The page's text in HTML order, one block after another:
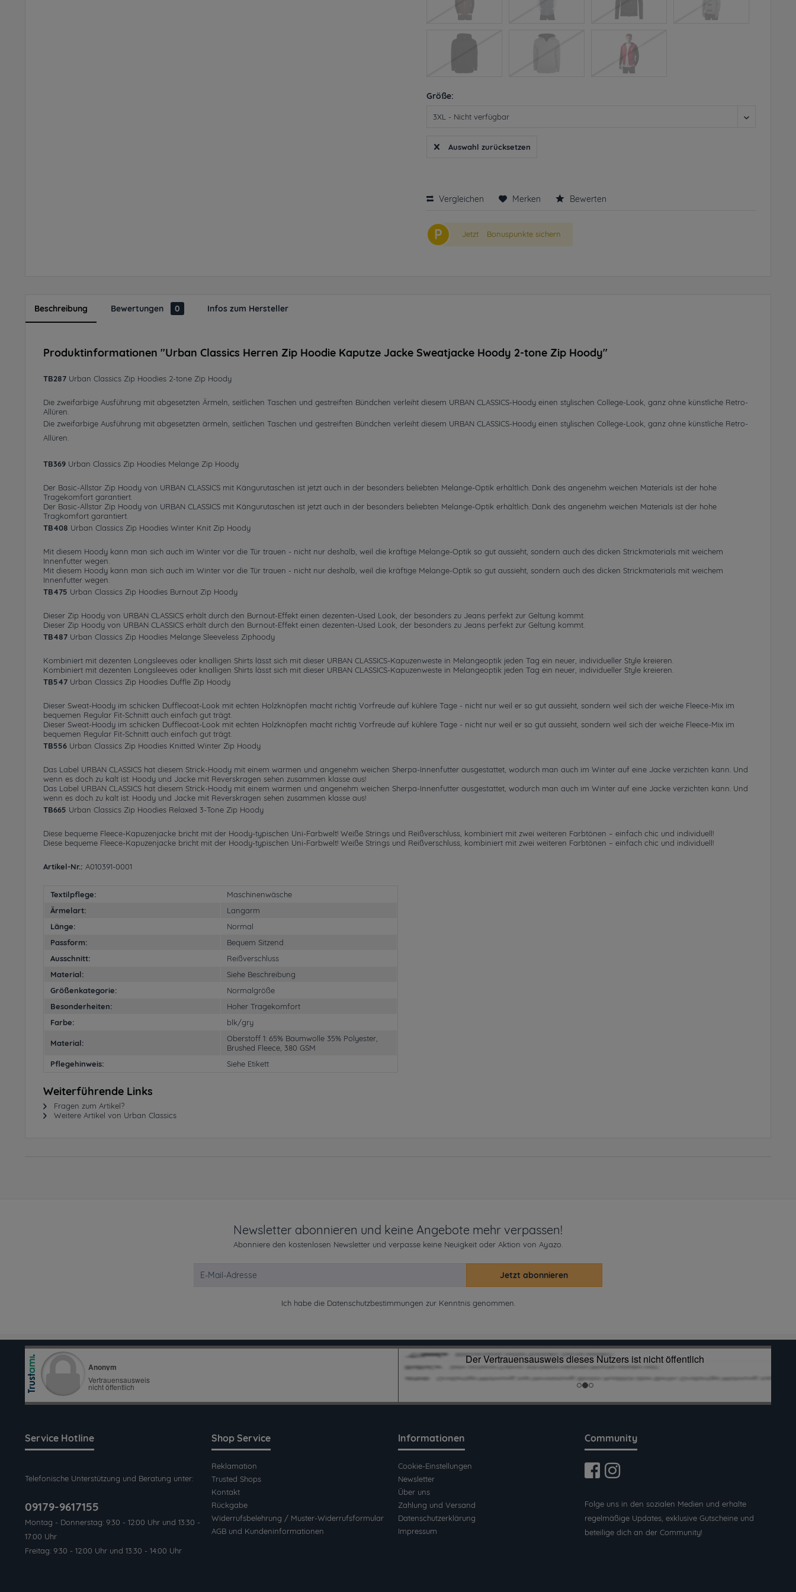
Größe:
Auswahl zurücksetzen
Vergleichen Merken Bewerten
P Jetzt Bonuspunkte sichern
Beschreibung Bewertungen 0 Infos zum Hersteller
Produktinformationen "Urban Classics Herren Zip Hoodie Kaputze Jacke Sweatjacke Hoody 2-tone Zip Hoody"
TB287 Urban Classics Zip Hoodies 2-tone Zip Hoody
Die zweifarbige Ausführung mit abgesetzten Ärmeln, seitlichen Taschen und gestreiften Bündchen verleiht diesem URBAN CLASSICS-Hoody einen stylischen College-Look, ganz ohne künstliche Retro-
Allüren.
Die zweifarbige Ausführung mit abgesetzten ärmeln, seitlichen Taschen und gestreiften Bündchen verleiht diesem URBAN CLASSICS-Hoody einen stylischen College-Look, ganz ohne künstliche Retro-
Allüren.
TB369 Urban Classics Zip Hoodies Melange Zip Hoody
Der Basic-Allstar Zip Hoody von URBAN CLASSICS mit Kängurutaschen ist jetzt auch in der besonders beliebten Melange-Optik erhältlich. Dank des angenehm weichen Materials ist der hohe
Tragekomfort garantiert.
Der Basic-Allstar Zip Hoody von URBAN CLASSICS mit Kängurutaschen ist jetzt auch in der besonders beliebten Melange-Optik erhältlich. Dank des angenehm weichen Materials ist der hohe
Tragkomfort garantiert.
TB408 Urban Classics Zip Hoodies Winter Knit Zip Hoody
Mit diesem Hoody kann man sich auch im Winter vor die Tür trauen - nicht nur deshalb, weil die kräftige Melange-Optik so gut aussieht, sondern auch des dicken Strickmaterials mit weichem
Innenfutter wegen.
Mit diesem Hoody kann man sich auch im Winter vor die Tür trauen - nicht nur deshalb, weil die kräftige Melange-Optik so gut aussieht, sondern auch des dicken Strickmaterials mit weichem
Innenfutter wegen.
TB475 Urban Classics Zip Hoodies Burnout Zip Hoody
Dieser Zip Hoody von URBAN CLASSICS erhält durch den Burnout-Effekt einen dezenten-Used Look, der besonders zu Jeans perfekt zur Geltung kommt.
Dieser Zip Hoody von URBAN CLASSICS erhält durch den Burnout-Effekt einen dezenten-Used Look, der besonders zu Jeans perfekt zur Geltung kommt.
TB487 Urban Classics Zip Hoodies Melange Sleeveless Ziphoody
Kombiniert mit dezenten Longsleeves oder knalligen Shirts lässt sich mit dieser URBAN CLASSICS-Kapuzenweste in Melangeoptik jeden Tag ein neuer, individueller Style kreieren.
Kombiniert mit dezenten Longsleeves oder knalligen Shirts lässt sich mit dieser URBAN CLASSICS-Kapuzenweste in Melangeoptik jeden Tag ein neuer, individueller Style kreieren.
TB547 Urban Classics Zip Hoodies Duffle Zip Hoody
Dieser Sweat-Hoody im schicken Dufflecoat-Look mit echten Holzknöpfen macht richtig Vorfreude auf kühlere Tage - nicht nur weil er so gut aussieht, sondern weil sich der weiche Fleece-Mix im
bequemen Regular Fit-Schnitt auch einfach gut trägt.
Dieser Sweat-Hoody im schicken Dufflecoat-Look mit echten Holzknöpfen macht richtig Vorfreude auf kühlere Tage - nicht nur weil er so gut aussieht, sondern weil sich der weiche Fleece-Mix im
bequemen Regular Fit-Schnitt auch einfach gut trägt.
TB556 Urban Classics Zip Hoodies Knitted Winter Zip Hoody
Das Label URBAN CLASSICS hat diesem Strick-Hoody mit einem warmen und angenehm weichen Sherpa-Innenfutter ausgestattet, wodurch man auch im Winter auf eine Jacke verzichten kann. Und
wenn es doch zu kalt ist: Hoody und Jacke mit Reverskragen sehen zusammen klasse aus!
Das Label URBAN CLASSICS hat diesem Strick-Hoody mit einem warmen und angenehm weichen Sherpa-Innenfutter ausgestattet, wodurch man auch im Winter auf eine Jacke verzichten kann. Und
wenn es doch zu kalt ist: Hoody und Jacke mit Reverskragen sehen zusammen klasse aus!
TB665 Urban Classics Zip Hoodies Relaxed 3-Tone Zip Hoody
Diese bequeme Fleece-Kapuzenjacke bricht mit der Hoody-typischen Uni-Farbwelt! Weiße Strings und Reißverschluss, kombiniert mit zwei weiteren Farbtönen – einfach chic und individuell!
Diese bequeme Fleece-Kapuzenjacke bricht mit der Hoody-typischen Uni-Farbwelt! Weiße Strings und Reißverschluss, kombiniert mit zwei weiteren Farbtönen – einfach chic und individuell!
Artikel-Nr.: A010391-0001
Textilpflege:
Maschinenwäsche
Ärmelart:
Langarm
Länge:
Normal
Passform:
Bequem Sitzend
Ausschnitt:
Reißverschluss
Material:
Siehe Beschreibung
Größenkategorie:
Normalgröße
Besonderheiten:
Hoher Tragekomfort
Farbe:
blk/gry
Material:
Oberstoff 1: 65% Baumwolle 35% Polyester,
Brushed Fleece, 380 GSM
Pflegehinweis:
Siehe Etikett
Weiterführende Links
Fragen zum Artikel?
Weitere Artikel von Urban Classics
Newsletter abonnieren und keine Angebote mehr verpassen!
Abonniere den kostenlosen Newsletter und verpasse keine Neuigkeit oder Aktion von Ayazo.
Jetzt abonnieren
Ich habe die Datenschutzbestimmungen zur Kenntnis genommen.
Service Hotline
Telefonische Unterstützung und Beratung unter:
09179-9617155
Montag - Donnerstag: 9:30 - 12:00 Uhr und 13:30 -
17:00 Uhr
Freitag: 9:30 - 12:00 Uhr und 13:30 - 14:00 Uhr
Shop Service
Reklamation
Trusted Shops
Kontakt
Rückgabe
Widerrufsbelehrung / Muster-Widerrufsformular
AGB und Kundeninformationen
Informationen
Cookie-Einstellungen
Newsletter
Über uns
Zahlung und Versand
Datenschutzerklärung
Impressum
Community
Folge uns in den sozialen Medien und erhalte
regelmäßige Updates, exklusive Gutscheine und
beteilige dich an der Community!